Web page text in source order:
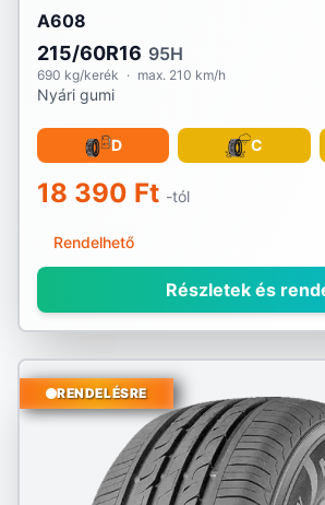
Tristar
Viking
Vredestein
Waterfall
Westlake
Yokohama
A608
215/60R16 95H
690 kg/kerék · max. 210 km/h
Nyári gumi
D C
18 390 Ft -tól
Rendelhető
Részletek és
RENDELÉSRE